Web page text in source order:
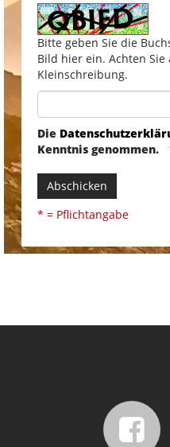
Bitte geben Sie die
Bild hier ein. Achten Sie
Kleinschreibung.
Die
Kenntnis genommen.
Abschicken
* = Pflichtangabe